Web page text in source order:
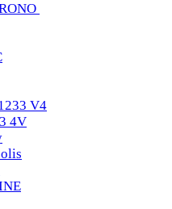
V4
4V